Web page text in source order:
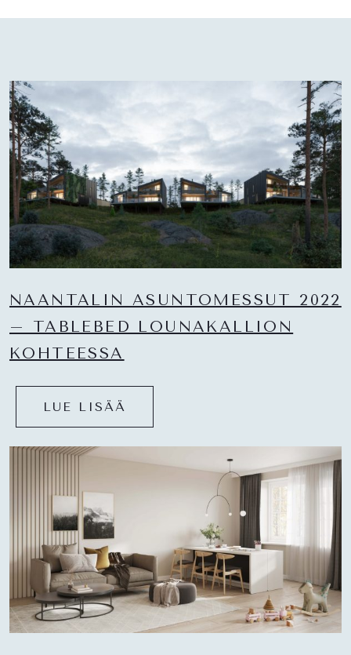
NAANTALIN ASUNTOMESSUT 2022
– TABLEBED LOUNAKALLION
KOHTEESSA
LUE LISÄÄ